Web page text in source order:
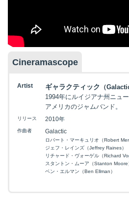
Cineramascope
Artist ギャラクティック
（
1994年にルイジアナ州ニュ
アメリカのジャムバンド。
リリース 2010年
作曲者 Galactic
ロバート・マーキュリオ（Robert
ジェフ・レインズ（Jeffrey Raines）
リチャード・ヴォーゲル（Richard
スタントン・ムーア（Stanton Moore
ベン・エルマン（Ben Ellman）